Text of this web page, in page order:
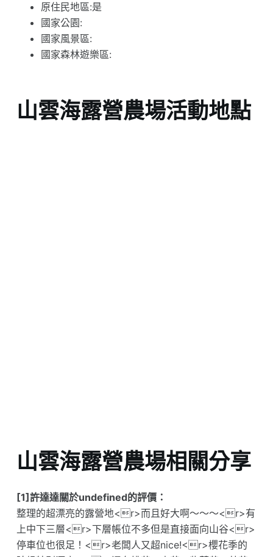
原住民地區:是
國家公園:
國家風景區:
國家森林遊樂區:
山雲海露營農場活動地點
山雲海露營農場相關分享
[1]許達達關於undefined的評價：
整理的超漂亮的露營地<r>而且好大啊～～～<r>有
上中下三層<r>下層帳位不多但是直接面向山谷<r>
停車位也很足！<r>老闆人又超nice!<r>櫻花季的